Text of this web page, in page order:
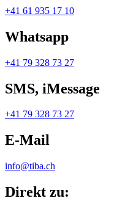
+41 61 935 17 10
Whatsapp
+41 79 328 73 27
SMS, iMessage
+41 79 328 73 27
E-Mail
info@tiba.ch
Direkt zu: